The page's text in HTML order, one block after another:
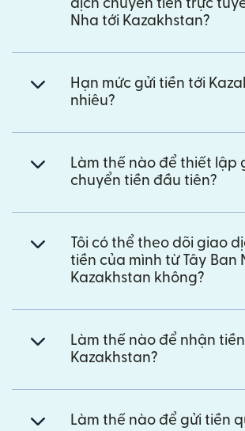
dịch chuyển tiền trực
Nha tới Kazakhstan?
Hạn mức gửi tiền tới
nhiêu?
Làm thế nào để thiết lập
chuyển tiền đầu tiên?
Tôi có thể theo dõi giao
tiền của mình từ Tây Ban
Kazakhstan không?
Làm thế nào để nhận
Kazakhstan?
Làm thế nào để gửi tiền